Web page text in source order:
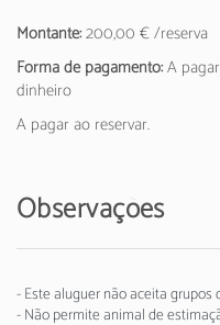
Montante:200,00 € /reserva
Forma de pagamento:A
dinheiro
A pagar ao reservar.
Observações
- Este aluguer não aceita grupos
- Não permite animal de